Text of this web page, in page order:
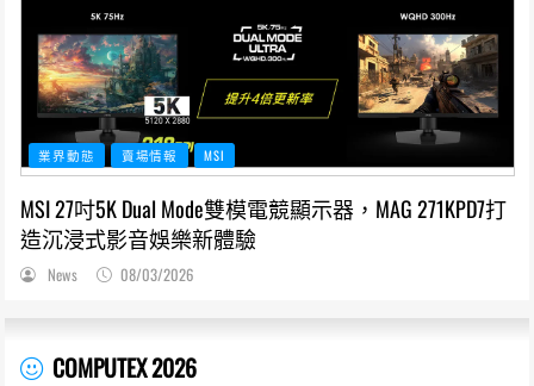
業界動態 賣場情報 MSI
MSI 27吋5K Dual Mode雙模電競顯示器，MAG 271KPD7打
造沉浸式影音娛樂新體驗
News 08/03/2026
COMPUTEX 2026